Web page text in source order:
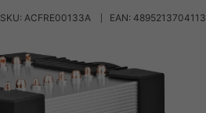
SKU: ACFRE00133A EAN: 4895213704113